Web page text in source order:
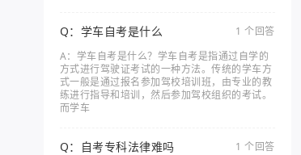
Q：学车自考是什么
1 个回答
A：学车自考是什么？学车自考是指通过自学的
方式进行驾驶证考试的一种方法。传统的学车方
式一般是通过报名参加驾校培训班，由专业的教
练进行指导和培训，然后参加驾校组织的考试。
而学车
Q：自考专科法律难吗
1 个回答